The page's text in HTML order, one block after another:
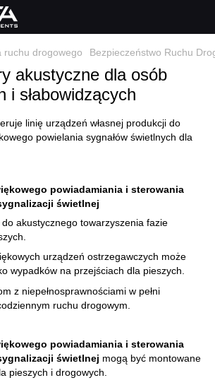
ruchu drogowego Bezpieczeństwo Ruchu
akustyczne dla osób
i słabowidzących
linię urządzeń własnej produkcji do
powielania sygnałów świetlnych dla
powiadamiania i sterowania
świetlnej
akustycznego towarzyszenia fazie
urządzeń ostrzegawczych może
wypadków na przejściach dla pieszych.
z niepełnosprawnościami w pełni
ruchu drogowym.
powiadamiania i sterowania
świetlnej mogą być montowane
pieszych i drogowych.